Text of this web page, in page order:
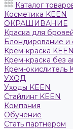
Каталог
Косметика KEEN
ОКРАШИВАНИЕ
Краска для
Блондирование и
Крем-краска
Крем-краска без
Крем-окислитель
УХОД
Уходы KEEN
Стайлинг KEEN
Компания
Обучение
Стать партнером